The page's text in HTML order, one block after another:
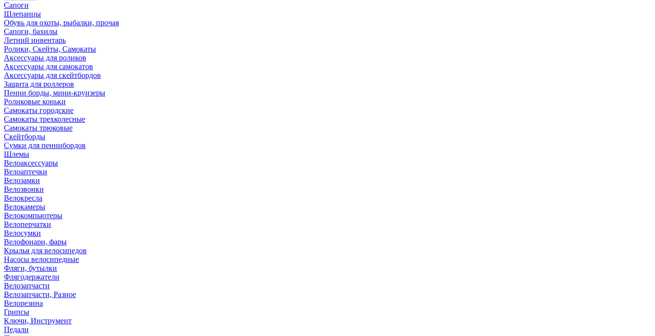
Сапоги
Шлепанцы
Обувь для охоты, рыбалки, прочая
Сапоги, бахилы
Летний инвентарь
Ролики, Скейты, Самокаты
Аксессуары для роликов
Аксессуары для самокатов
Аксессуары для скейтбордов
Защита для роллеров
Пенни борды, мини-круизеры
Роликовые коньки
Самокаты городские
Самокаты трехколесные
Самокаты трюковые
Скейтборды
Сумки для пеннибордов
Шлемы
Велоаксессуары
Велоаптечки
Велозамки
Велозвонки
Велокресла
Велокамеры
Велокомпьютеры
Велоперчатки
Велосумки
Велофонари, фары
Крылья для велосипедов
Насосы велосипедные
Фляги, бутылки
Флягодержатели
Велозапчасти
Велозапчасти, Разное
Велорезина
Грипсы
Ключи, Инструмент
Педали